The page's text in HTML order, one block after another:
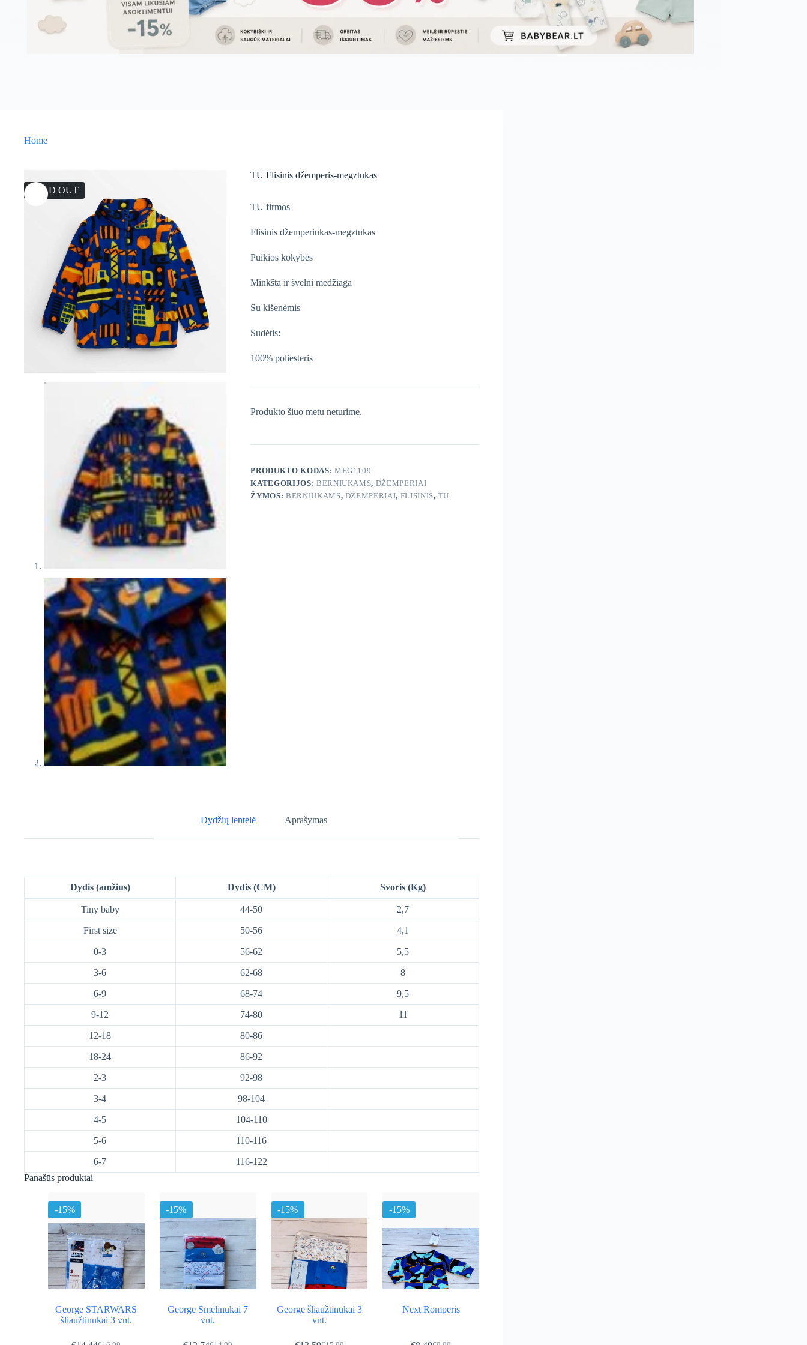
Home
SOLD OUT
TU Flisinis džemperis-megztukas
TU firmos
Flisinis džemperiukas-megztukas
Puikios kokybės
Minkšta ir švelni medžiaga
Su kišenėmis
Sudėtis:
100% poliesteris
Produkto šiuo metu neturime.
PRODUKTO KODAS: MEG1109
KATEGORIJOS: BERNIUKAMS, DŽEMPERIAI
ŽYMOS:BERNIUKAMS, DŽEMPERIAI, FLISINIS,TU
Dydžių lentelė Aprašymas
Dydis (amžius) Dydis (CM) Svoris (Kg)
Tiny baby 44-50 2,7
First size 50-56 4,1
0-3 56-62 5,5
3-6 62-68 8
6-9 68-74 9,5
9-12 74-80 11
12-18 80-86
18-24 86-92
2-3 92-98
3-4 98-104
4-5 104-110
5-6 110-116
6-7
116-122
Panašūs produktai
-15%
George STARWARS
šliaužtinukai 3 vnt.
-15%
George Smėlinukai 7
vnt.
-15%
George šliaužtinukai 3
vnt.
-15%
Next Romperis